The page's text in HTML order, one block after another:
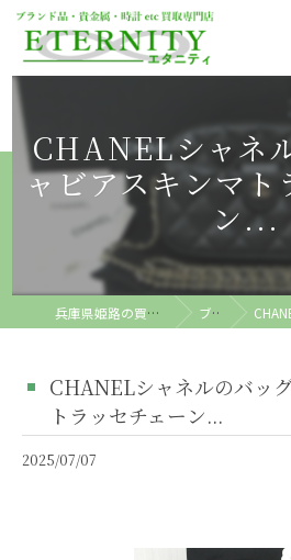
CHANELシャネ
ャビアスキンマト
ン...
兵庫県姫路の買取ならETERNITY ブログ CHANEL
CHANELシャネルのバッ
トラッセチェーン...
2025/07/07